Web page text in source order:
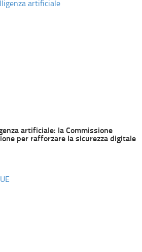
artificiale: la Commissione
per rafforzare la sicurezza digitale